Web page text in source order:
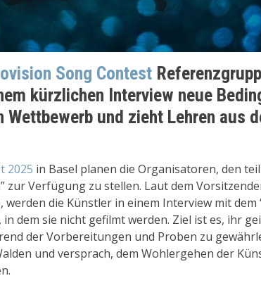
Song Contest
kürzlichen Interview neue
und zieht Lehren aus
2025 in Basel planen die Organisatoren, den
zur Verfügung zu stellen. Laut dem
, werden die Künstler in einem Interview mit dem
dem sie nicht gefilmt werden. Ziel ist es, ihr
der Vorbereitungen und Proben zu
und versprach, dem Wohlergehen der